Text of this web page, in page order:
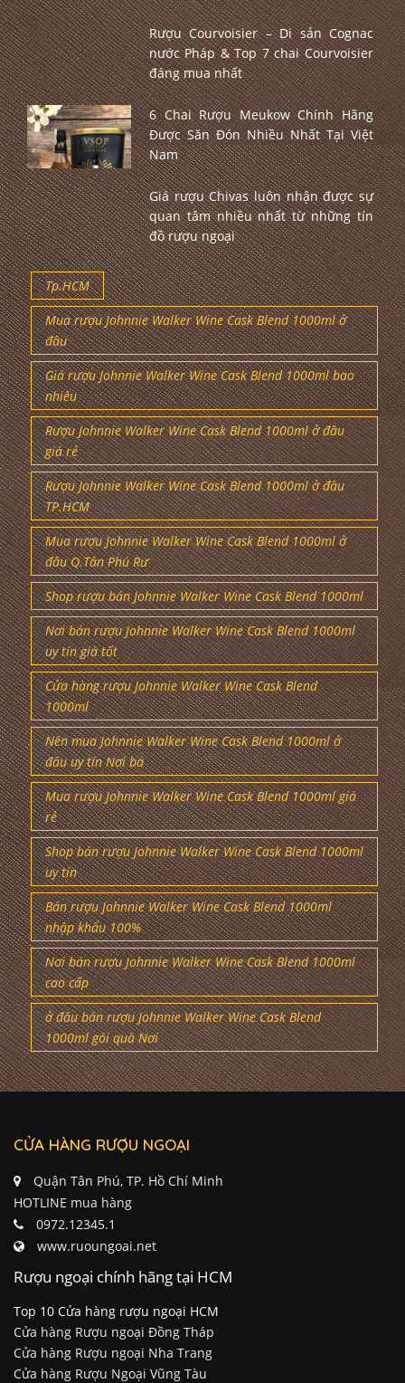
Rượu Courvoisier – Di sản Cognac
nước Pháp & Top 7 chai Courvoisier
đáng mua nhất
6 Chai Rượu Meukow Chính Hãng
Được Săn Đón Nhiều Nhất Tại Việt
Nam
Giá rượu Chivas luôn nhận được sự
quan tâm nhiều nhất từ những tín
đồ rượu ngoại
Tp.HCM
Mua rượu Johnnie Walker Wine Cask Blend 1000ml ở
đâu
Giá rượu Johnnie Walker Wine Cask Blend 1000ml bao
nhiêu
Rượu Johnnie Walker Wine Cask Blend 1000ml ở đâu
giá rẻ
Rượu Johnnie Walker Wine Cask Blend 1000ml ở đâu
TP.HCM
Mua rượu Johnnie Walker Wine Cask Blend 1000ml ở
đâu Q.Tân Phú Rư
Shop rượu bán Johnnie Walker Wine Cask Blend 1000ml
Nơi bán rượu Johnnie Walker Wine Cask Blend 1000ml
uy tín giá tốt
Cửa hàng rượu Johnnie Walker Wine Cask Blend
1000ml
Nên mua Johnnie Walker Wine Cask Blend 1000ml ở
đâu uy tín Nơi bá
Mua rượu Johnnie Walker Wine Cask Blend 1000ml giá
rẻ
Shop bán rượu Johnnie Walker Wine Cask Blend 1000ml
uy tín
Bán rượu Johnnie Walker Wine Cask Blend 1000ml
nhập khẩu 100%
Nơi bán rượu Johnnie Walker Wine Cask Blend 1000ml
cao cấp
ở đâu bán rượu Johnnie Walker Wine Cask Blend
1000ml gói quà Nơi
CỬA HÀNG RƯỢU NGOẠI
Quận Tân Phú, TP. Hồ Chí Minh
HOTLINE mua hàng
0972.12345.1
www.ruoungoai.net
Rượu ngoại chính hãng tại HCM
Top 10 Cửa hàng rượu ngoại HCM
Cửa hàng Rượu ngoại Đồng Tháp
Cửa hàng Rượu ngoại Nha Trang
Cửa hàng Rượu Ngoại Vũng Tàu